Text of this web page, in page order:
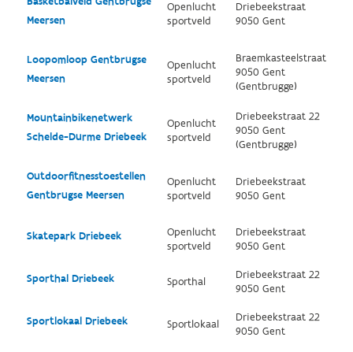
Meersen
Openlucht
sportveld
Driebeekstraat
9050 Gent
Loopomloop Gentbrugse
Meersen
Openlucht
sportveld
Braemkasteelstraat
9050 Gent
(Gentbrugge)
Mountainbikenetwerk
Schelde-Durme Driebeek
Openlucht
sportveld
Driebeekstraat 22
9050 Gent
(Gentbrugge)
Outdoorfitnesstoestellen
Gentbrugse Meersen
Openlucht
sportveld
Driebeekstraat
9050 Gent
Skatepark Driebeek
Openlucht
sportveld
Driebeekstraat
9050 Gent
Sporthal Driebeek Sporthal
Driebeekstraat 22
9050 Gent
Sportlokaal Driebeek Sportlokaal
Driebeekstraat 22
9050 Gent